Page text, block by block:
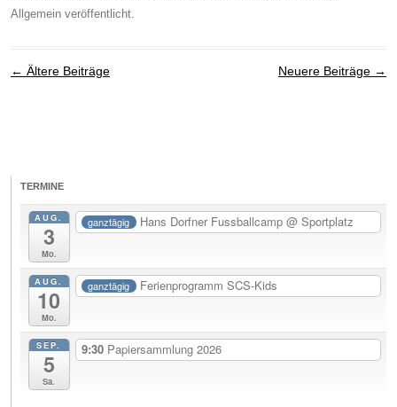
Allgemein veröffentlicht.
Beitragsnavigation
← Ältere Beiträge Neuere Beiträge →
TERMINE
AUG.
3
Mo.
ganztägig Hans Dorfner Fussballcamp@ Sportplatz
AUG.
10
Mo.
ganztägig Ferienprogramm SCS-Kids
SEP.
5
Sa.
9:30 Papiersammlung 2026